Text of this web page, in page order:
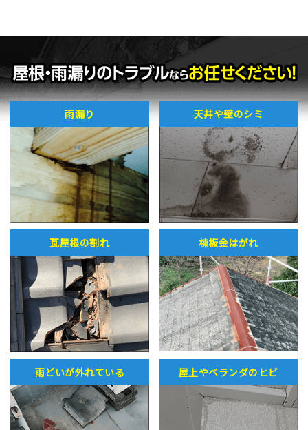
雨漏り 天井や壁のシミ
瓦屋根の割れ 棟板金はがれ
雨どいが外れている 屋上やベランダのヒビ